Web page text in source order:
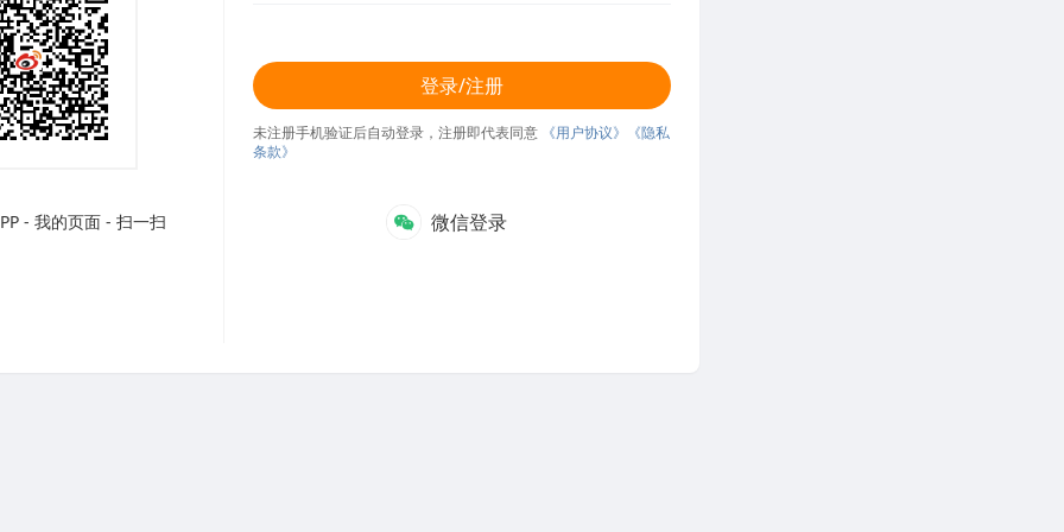
- 我的页面 - 扫一扫
登录/注册
未注册手机验证后自动登录，注册即代表同意 《用户协议》
《隐私
条款》
微信登录